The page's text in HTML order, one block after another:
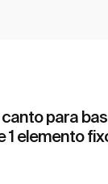
para
1 elemento